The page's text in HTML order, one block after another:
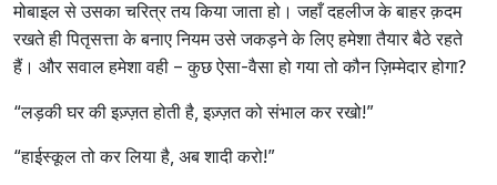
मोबाइल से उसका चरित्र तय किया जाता हो। जहाँ दहलीज के बाहर क़दम
रखते ही पितृसत्ता के बनाए नियम उसे जकड़ने के लिए हमेशा तैयार बैठे रहते
हैं। और सवाल हमेशा वही – कुछ ऐसा-वैसा हो गया तो कौन ज़िम्मेदार होगा?
“लड़की घर की इज़्ज़त होती है, इज़्ज़त को संभाल कर रखो!”
“हाईस्कूल तो कर लिया है, अब शादी करो!”